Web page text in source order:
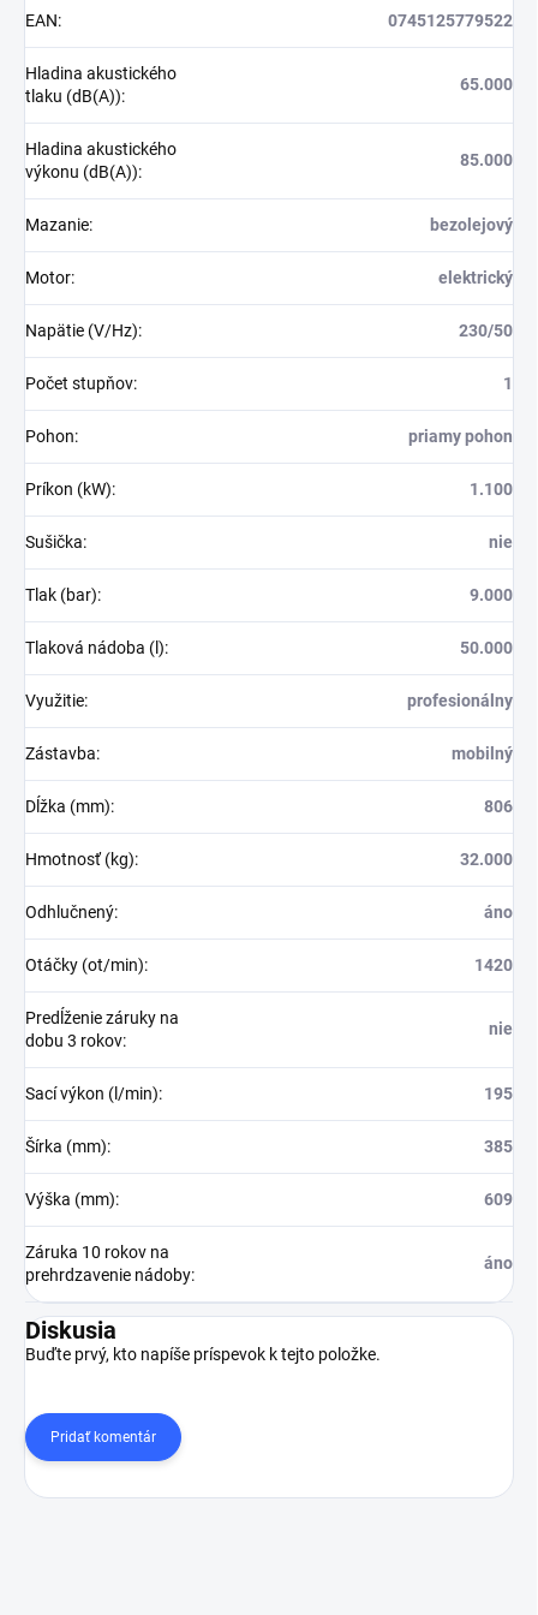
EAN: 0745125779522
Hladina akustického
tlaku (dB(A)):
65.000
Hladina akustického
výkonu (dB(A)):
85.000
Mazanie: bezolejový
Motor: elektrický
Napätie (V/Hz): 230/50
Počet stupňov: 1
Pohon: priamy pohon
Príkon (kW): 1.100
Sušička: nie
Tlak (bar): 9.000
Tlaková nádoba (l): 50.000
Využitie: profesionálny
Zástavba: mobilný
Dĺžka (mm): 806
Hmotnosť (kg): 32.000
Odhlučnený: áno
Otáčky (ot/min): 1420
Predĺženie záruky na
dobu 3 rokov:
nie
Sací výkon (l/min): 195
Šírka (mm): 385
Výška (mm): 609
Záruka 10 rokov na
prehrdzavenie nádoby:
áno
Diskusia
Buďte prvý, kto napíše príspevok k tejto položke.
Pridať komentár